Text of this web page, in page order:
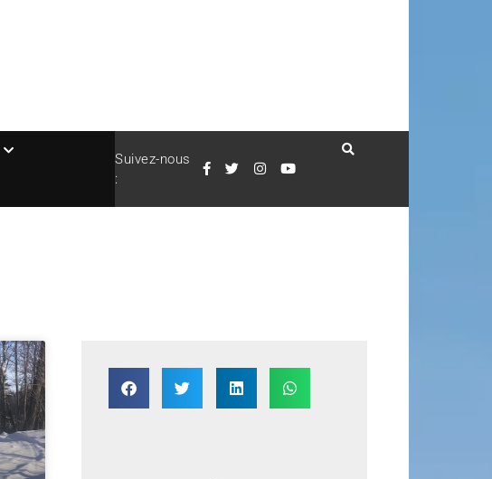
Suivez-nous
: